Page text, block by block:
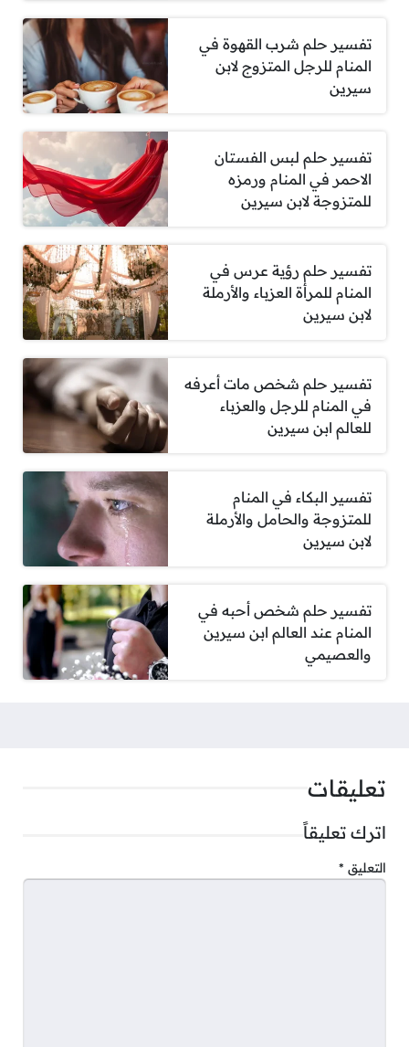
تفسير حلم شرب القهوة في
المنام للرجل المتزوج لابن
سيرين
تفسير حلم لبس الفستان
الاحمر في المنام ورمزه
للمتزوجة لابن سيرين
تفسير حلم رؤية عرس في
المنام للمرأة العزباء والأرملة
لابن سيرين
تفسير حلم شخص مات أعرفه
في المنام للرجل والعزباء
للعالم ابن سيرين
تفسير البكاء في المنام
للمتزوجة والحامل والأرملة
لابن سيرين
تفسير حلم شخص أحبه في
المنام عند العالم ابن سيرين
والعصيمي
تعليقات
اترك تعليقاً
التعليق *